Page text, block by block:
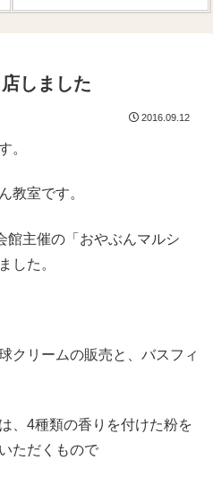
しました
2016.09.12
。
教室です。
館主催の「おやぶんマルシ
した。
クリームの販売と、バスフィ
、4種類の香りを付けた粉を
ただくもので